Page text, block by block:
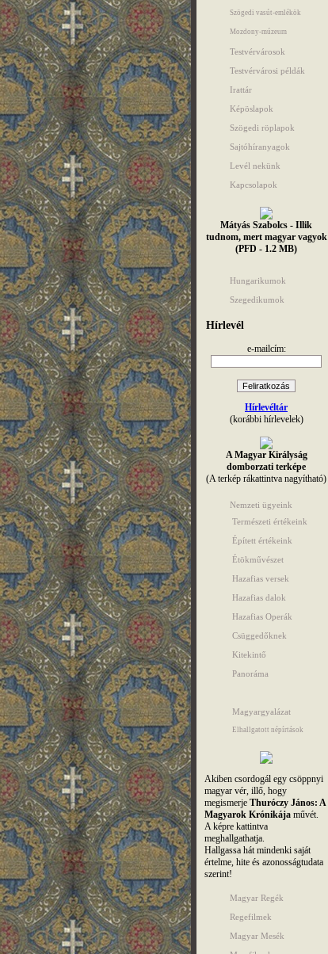
Szögedi vasút-emlékök
Mozdony-múzeum
Testvérvárosok
Testvérvárosi példák
Irattár
Képöslapok
Szögedi röplapok
Sajtóhíranyagok
Levél nekünk
Kapcsolapok
Mátyás Szabolcs - Illik
tudnom, mert magyar vagyok
(PFD - 1.2 MB)
Hungarikumok
Szegedikumok
Hírlevél
e-mailcím:
Hírlevéltár
(korábbi hírlevelek)
A Magyar Királyság
domborzati terképe
(A terkép rákattintva nagyítható)
Nemzeti ügyeink
Természeti értékeink
Épített értékeink
Étökművészet
Hazafias versek
Hazafias dalok
Hazafias Operák
Csüggedőknek
Kitekintő
Panoráma
Magyargyalázat
Elhallgatott népírtások
Akiben csordogál egy csöppnyi
magyar vér, illő, hogy
megismerje Thuróczy János: A
Magyarok Krónikájaművét.
A képre kattintva
meghallgathatja.
Hallgassa hát mindenki saját
értelme, hite és azonosságtudata
szerint!
Magyar Regék
Regefilmek
Magyar Mesék